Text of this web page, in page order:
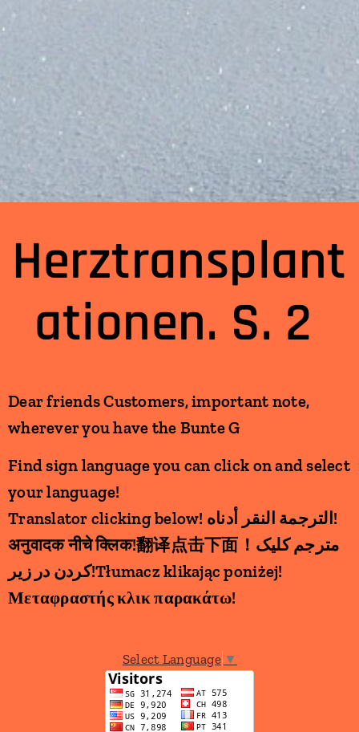
Herztransplant
ationen. S. 2
Dear friends Customers, important note,
wherever you have the Bunte G
Find sign language you can click on and select
your language!
Translator clicking below! الترجمة النقر أدناه!
अनुवादक नीचे क्लिक!翻译点击下面！مترجم کلیک
کردن در زیر!Tłumacz klikając poniżej!
Μεταφραστής κλικ παρακάτω!
Select Language ▼